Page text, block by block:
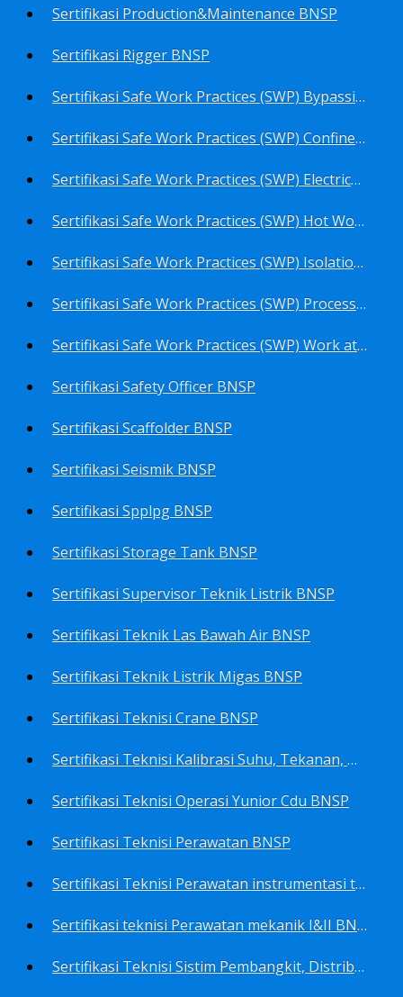
Sertifikasi Production&Maintenance BNSP
Sertifikasi Rigger BNSP
Sertifikasi Safe Work Practices (SWP) Bypassing Critical Protection BNSP
Sertifikasi Safe Work Practices (SWP) Confined Space Entry BNSP
Sertifikasi Safe Work Practices (SWP) Electrical Safe Work BNSP
Sertifikasi Safe Work Practices (SWP) Hot Work BNSP
Sertifikasi Safe Work Practices (SWP) Isolation of Hazardous Energy BNSP
Sertifikasi Safe Work Practices (SWP) Process Overview and Awareness BNSP
Sertifikasi Safe Work Practices (SWP) Work at Height BNSP
Sertifikasi Safety Officer BNSP
Sertifikasi Scaffolder BNSP
Sertifikasi Seismik BNSP
Sertifikasi Spplpg BNSP
Sertifikasi Storage Tank BNSP
Sertifikasi Supervisor Teknik Listrik BNSP
Sertifikasi Teknik Las Bawah Air BNSP
Sertifikasi Teknik Listrik Migas BNSP
Sertifikasi Teknisi Crane BNSP
Sertifikasi Teknisi Kalibrasi Suhu, Tekanan, Densitas, Volume BNSP
Sertifikasi Teknisi Operasi Yunior Cdu BNSP
Sertifikasi Teknisi Perawatan BNSP
Sertifikasi Teknisi Perawatan instrumentasi tingkat I BNSP
Sertifikasi teknisi Perawatan mekanik I&II BNSP
Sertifikasi Teknisi Sistim Pembangkit, Distribusi, Utilitas BNSP